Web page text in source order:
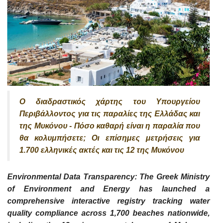
Ο διαδραστικός χάρτης του Υπουργείου
Περιβάλλοντος για τις παραλίες της Ελλάδας και
της Μυκόνου - Πόσο καθαρή είναι η παραλία που
θα κολυμπήσετε; Οι επίσημες μετρήσεις για
1.700 ελληνικές ακτές και τις 12 της Μυκόνου
Environmental Data Transparency: The Greek Ministry
of Environment and Energy has launched a
comprehensive interactive registry tracking water
quality compliance across 1,700 beaches nationwide,